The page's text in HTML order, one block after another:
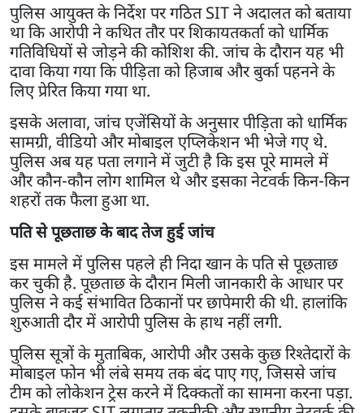
पुलिस आयुक्त के निर्देश पर गठित SIT ने अदालत को बताया
था कि आरोपी ने कथित तौर पर शिकायतकर्ता को धार्मिक
गतिविधियों से जोड़ने की कोशिश की. जांच के दौरान यह भी
दावा किया गया कि पीड़िता को हिजाब और बुर्का पहनने के
लिए प्रेरित किया गया था.
इसके अलावा, जांच एजेंसियों के अनुसार पीड़िता को धार्मिक
सामग्री, वीडियो और मोबाइल एप्लिकेशन भी भेजे गए थे.
पुलिस अब यह पता लगाने में जुटी है कि इस पूरे मामले में
और कौन-कौन लोग शामिल थे और इसका नेटवर्क किन-किन
शहरों तक फैला हुआ था.
पति से पूछताछ के बाद तेज हुई जांच
इस मामले में पुलिस पहले ही निदा खान के पति से पूछताछ
कर चुकी है. पूछताछ के दौरान मिली जानकारी के आधार पर
पुलिस ने कई संभावित ठिकानों पर छापेमारी की थी. हालांकि
शुरुआती दौर में आरोपी पुलिस के हाथ नहीं लगी.
पुलिस सूत्रों के मुताबिक, आरोपी और उसके कुछ रिश्तेदारों के
मोबाइल फोन भी लंबे समय तक बंद पाए गए, जिससे जांच
टीम को लोकेशन ट्रेस करने में दिक्कतों का सामना करना पड़ा.